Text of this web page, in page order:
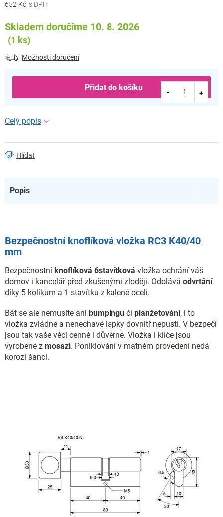
652 Kč
Skladem doručíme 10. 8. 2026
(1 ks)
Možnosti doručení
Přidat do košíku
Hlídat
Popis
Bezpečnostní knoflíková vložka RC3 K40/40
mm
Bezpečnostní knoflíková 6stavítková vložka ochrání váš
domov i kancelář před zkušenými zloději. Odolává odvrtání
díky 5 kolíkům a 1 stavítku z kalené oceli.
Bát se ale nemusíte ani bumpingu či planžetování, i to
vložka zvládne a nenechavé lapky dovnitř nepustí. V bezpečí
jsou tak vaše věci cenné i důvěrné. Vložka i klíče jsou
vyrobené z mosazi. Poniklování v matném provedení nedá
korozi šanci.